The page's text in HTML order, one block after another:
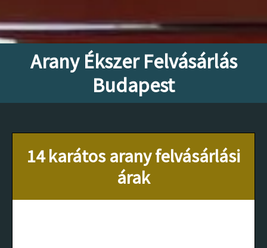
Arany Ékszer Felvásárlás
Budapest
14 karátos arany felvásárlási
árak